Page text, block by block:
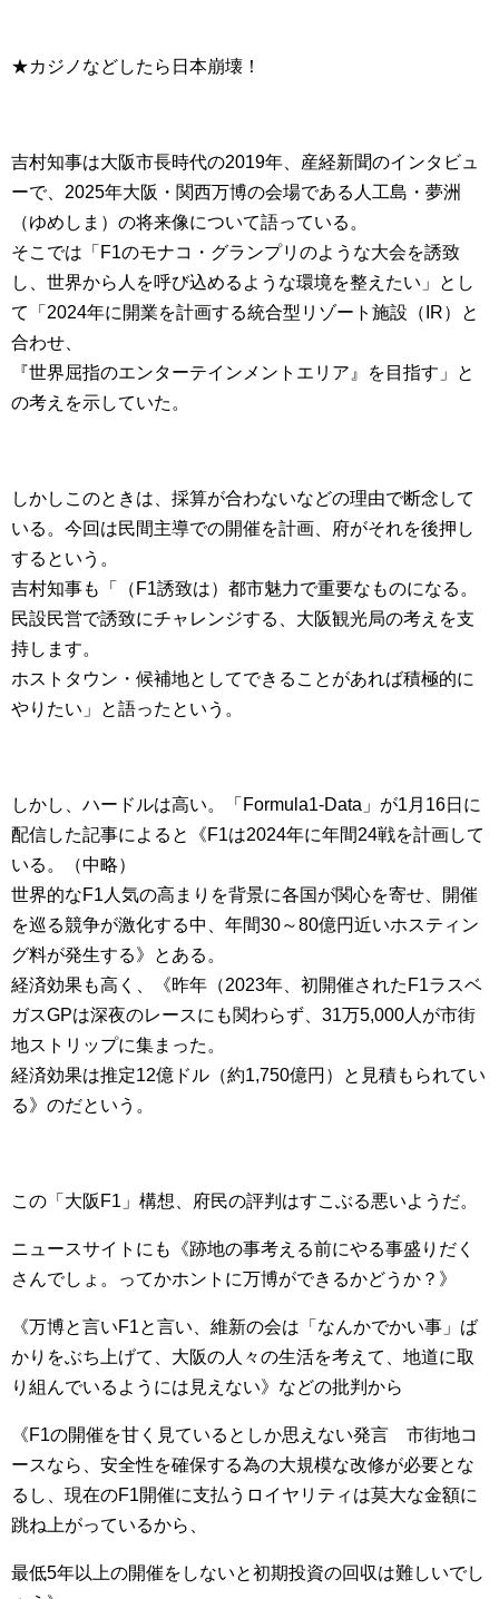
★カジノなどしたら日本崩壊！
吉村知事は大阪市長時代の2019年、産経新聞のインタビュ
ーで、2025年大阪・関西万博の会場である人工島・夢洲
（ゆめしま）の将来像について語っている。
そこでは「F1のモナコ・グランプリのような大会を誘致
し、世界から人を呼び込めるような環境を整えたい」とし
て「2024年に開業を計画する統合型リゾート施設（IR）と
合わせ、
『世界屈指のエンターテインメントエリア』を目指す」と
の考えを示していた。
しかしこのときは、採算が合わないなどの理由で断念して
いる。今回は民間主導での開催を計画、府がそれを後押し
するという。
吉村知事も「（F1誘致は）都市魅力で重要なものになる。
民設民営で誘致にチャレンジする、大阪観光局の考えを支
持します。
ホストタウン・候補地としてできることがあれば積極的に
やりたい」と語ったという。
しかし、ハードルは高い。「Formula1-Data」が1月16日に
配信した記事によると《F1は2024年に年間24戦を計画して
いる。（中略）
世界的なF1人気の高まりを背景に各国が関心を寄せ、開催
を巡る競争が激化する中、年間30～80億円近いホスティン
グ料が発生する》とある。
経済効果も高く、《昨年（2023年、初開催されたF1ラスベ
ガスGPは深夜のレースにも関わらず、31万5,000人が市街
地ストリップに集まった。
経済効果は推定12億ドル（約1,750億円）と見積もられてい
る》のだという。
この「大阪F1」構想、府民の評判はすこぶる悪いようだ。
ニュースサイトにも《跡地の事考える前にやる事盛りだく
さんでしょ。ってかホントに万博ができるかどうか？》
《万博と言いF1と言い、維新の会は「なんかでかい事」ば
かりをぶち上げて、大阪の人々の生活を考えて、地道に取
り組んでいるようには見えない》などの批判から
《F1の開催を甘く見ているとしか思えない発言 市街地コ
ースなら、安全性を確保する為の大規模な改修が必要とな
るし、現在のF1開催に支払うロイヤリティは莫大な金額に
跳ね上がっているから、
最低5年以上の開催をしないと初期投資の回収は難しいでし